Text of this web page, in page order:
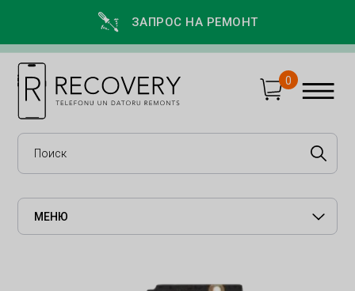
ЗАПРОС НА РЕМОНТ
0
МЕНЮ